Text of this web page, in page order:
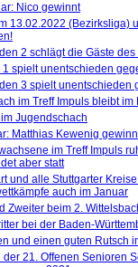
Nico gewinnt
13.02.2022 (Bezirksliga)
2 schlägt die Gäste
1 spielt unentschieden
3 spielt unentschieden
im Treff Impuls bleibt
Jugendschach
Matthias Kewenig
im Treff Impuls
aber statt
und alle Stuttgarter
auch im Januar
Zweiter beim 2.
bei der Baden-
und einen guten Rutsch
21. Offenen Senioren